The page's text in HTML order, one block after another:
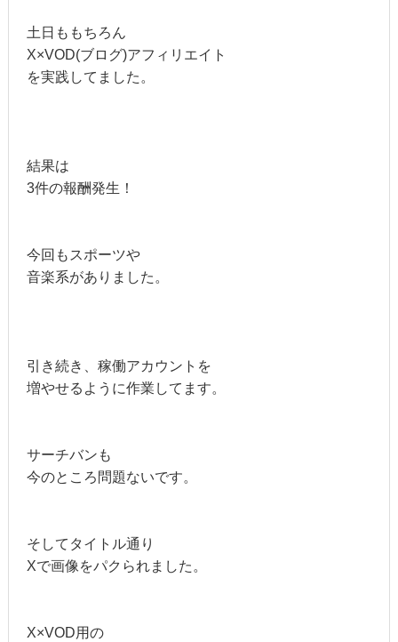
土日ももちろん
X×VOD(ブログ)アフィリエイト
を実践してました。
結果は
3件の報酬発生！
今回もスポーツや
音楽系がありました。
引き続き、稼働アカウントを
増やせるように作業してます。
サーチバンも
今のところ問題ないです。
そしてタイトル通り
Xで画像をパクられました。
X×VOD用の